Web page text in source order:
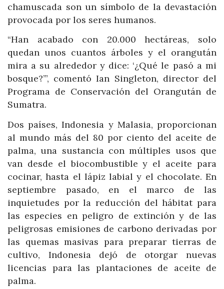
chamuscada son un símbolo de la devastación
provocada por los seres humanos.
“Han acabado con 20.000 hectáreas, solo
quedan unos cuantos árboles y el orangután
mira a su alrededor y dice: ‘¿Qué le pasó a mi
bosque?’”, comentó Ian Singleton, director del
Programa de Conservación del Orangután de
Sumatra.
Dos países, Indonesia y Malasia, proporcionan
al mundo más del 80 por ciento del aceite de
palma, una sustancia con múltiples usos que
van desde el biocombustible y el aceite para
cocinar, hasta el lápiz labial y el chocolate. En
septiembre pasado, en el marco de las
inquietudes por la reducción del hábitat para
las especies en peligro de extinción y de las
peligrosas emisiones de carbono derivadas por
las quemas masivas para preparar tierras de
cultivo, Indonesia dejó de otorgar nuevas
licencias para las plantaciones de aceite de
palma.